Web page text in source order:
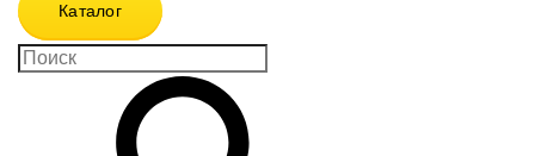
Каталог